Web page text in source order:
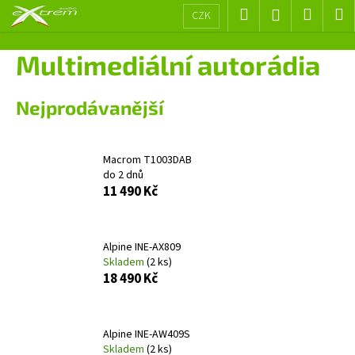
Přejít
CZK Hledat Přihlášení
košík
Multimediální autorádia
Nejprodávanější
Macrom T1003DAB
do 2 dnů
11 490 Kč
Alpine INE-AX809
Skladem (2 ks)
18 490 Kč
Alpine INE-AW409S
Skladem (2 ks)
š
o